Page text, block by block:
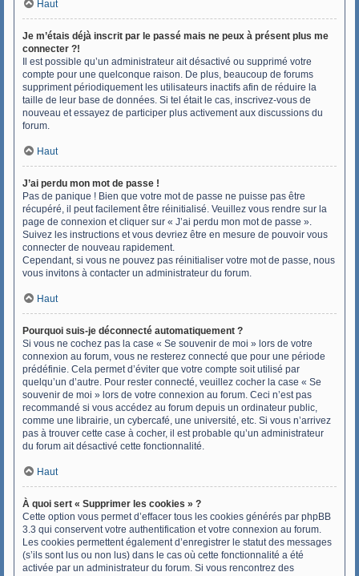
Haut
Je m’étais déjà inscrit par le passé mais ne peux à présent plus me
connecter ?!
Il est possible qu’un administrateur ait désactivé ou supprimé votre
compte pour une quelconque raison. De plus, beaucoup de forums
suppriment périodiquement les utilisateurs inactifs afin de réduire la
taille de leur base de données. Si tel était le cas, inscrivez-vous de
nouveau et essayez de participer plus activement aux discussions du
forum.
Haut
J’ai perdu mon mot de passe !
Pas de panique ! Bien que votre mot de passe ne puisse pas être
récupéré, il peut facilement être réinitialisé. Veuillez vous rendre sur la
page de connexion et cliquer sur « J’ai perdu mon mot de passe ».
Suivez les instructions et vous devriez être en mesure de pouvoir vous
connecter de nouveau rapidement.
Cependant, si vous ne pouvez pas réinitialiser votre mot de passe, nous
vous invitons à contacter un administrateur du forum.
Haut
Pourquoi suis-je déconnecté automatiquement ?
Si vous ne cochez pas la case « Se souvenir de moi » lors de votre
connexion au forum, vous ne resterez connecté que pour une période
prédéfinie. Cela permet d’éviter que votre compte soit utilisé par
quelqu’un d’autre. Pour rester connecté, veuillez cocher la case « Se
souvenir de moi » lors de votre connexion au forum. Ceci n’est pas
recommandé si vous accédez au forum depuis un ordinateur public,
comme une librairie, un cybercafé, une université, etc. Si vous n’arrivez
pas à trouver cette case à cocher, il est probable qu’un administrateur
du forum ait désactivé cette fonctionnalité.
Haut
À quoi sert « Supprimer les cookies » ?
Cette option vous permet d’effacer tous les cookies générés par phpBB
3.3 qui conservent votre authentification et votre connexion au forum.
Les cookies permettent également d’enregistrer le statut des messages
(s’ils sont lus ou non lus) dans le cas où cette fonctionnalité a été
activée par un administrateur du forum. Si vous rencontrez des